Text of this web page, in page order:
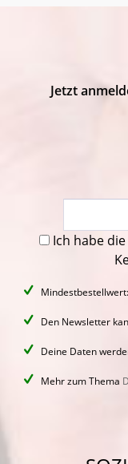
Jetzt
Ich habe die
Den Newsletter
Deine Daten
Mehr zum Thema